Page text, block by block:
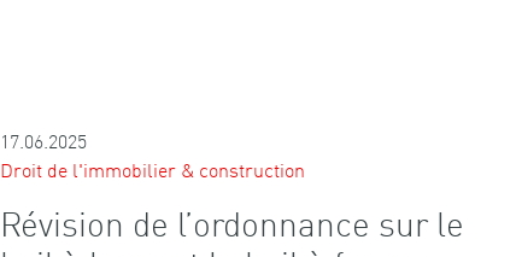
17.06.2025
Droit de l'immobilier & construction
Révision de l’ordonnance sur le